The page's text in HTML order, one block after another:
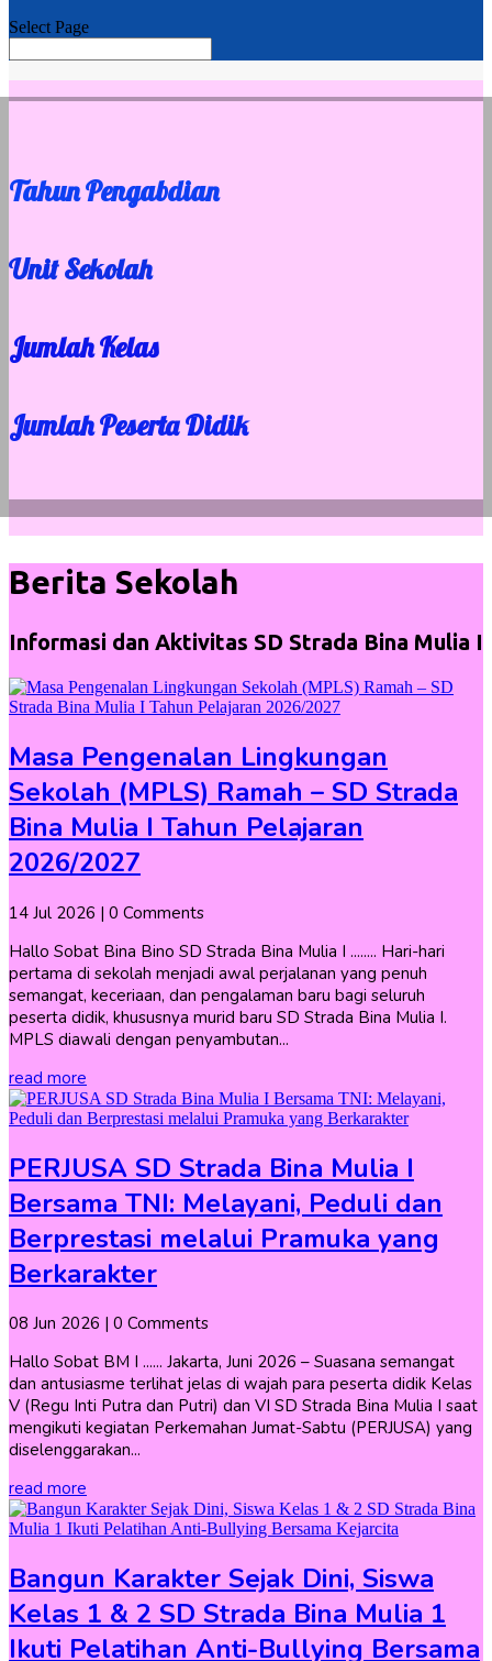
Select Page
Tahun Pengabdian
Unit Sekolah
Jumlah Kelas
Jumlah Peserta Didik
Berita Sekolah
Informasi dan Aktivitas SD Strada Bina Mulia I
Masa Pengenalan Lingkungan
Sekolah (MPLS) Ramah – SD Strada
Bina Mulia I Tahun Pelajaran
2026/2027
14 Jul 2026 | 0 Comments
Hallo Sobat Bina Bino SD Strada Bina Mulia I ........ Hari-hari
pertama di sekolah menjadi awal perjalanan yang penuh
semangat, keceriaan, dan pengalaman baru bagi seluruh
peserta didik, khususnya murid baru SD Strada Bina Mulia I.
MPLS diawali dengan penyambutan...
read more
PERJUSA SD Strada Bina Mulia I
Bersama TNI: Melayani, Peduli dan
Berprestasi melalui Pramuka yang
Berkarakter
08 Jun 2026 | 0 Comments
Hallo Sobat BM I ...... Jakarta, Juni 2026 – Suasana semangat
dan antusiasme terlihat jelas di wajah para peserta didik Kelas
V (Regu Inti Putra dan Putri) dan VI SD Strada Bina Mulia I saat
mengikuti kegiatan Perkemahan Jumat-Sabtu (PERJUSA) yang
diselenggarakan...
read more
Bangun Karakter Sejak Dini, Siswa
Kelas 1 & 2 SD Strada Bina Mulia 1
Ikuti Pelatihan Anti-Bullying Bersama